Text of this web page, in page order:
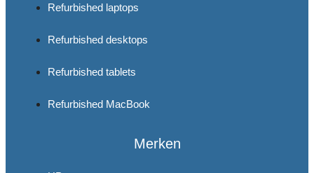
Refurbished laptops
Refurbished desktops
Refurbished tablets
Refurbished MacBook
Merken